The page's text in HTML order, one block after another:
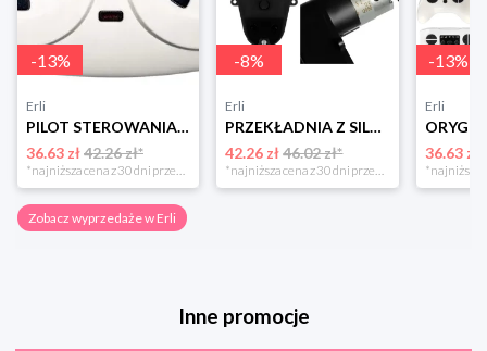
-13%
Erli
PILOT STEROWANIA 2.4G DO AUT AUTA NA AKUMULATOR Kontroler JR TYP 2
36.63 zł42.26 zł*
*najniższa cena z 30 dni przed obniżką
-8%
Erli
PRZEKŁADNIA Z SILNIKIEM 12V/20000rpm/45W Silnik Napęd do auta na akumulator
42.26 zł 46.02 zł*
*najniższa cena z 30 dni przed obniżką
-13%
Erli
36.63 zł
Zobacz wyprzedaże w Erli
Inne promocje